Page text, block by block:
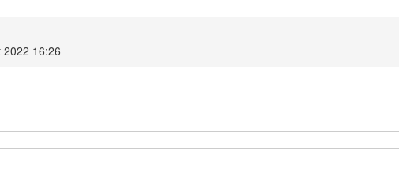
2022 16:26